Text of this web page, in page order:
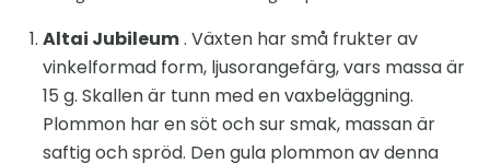
Altai Jubileum. Växten har små frukter av
vinkelformad form, ljusorangefärg, vars massa är
15 g. Skallen är tunn med en vaxbeläggning.
Plommon har en söt och sur smak, massan är
saftig och spröd. Den gula plommon av denna